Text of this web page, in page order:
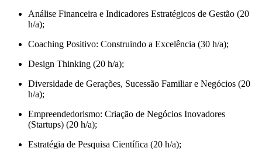
Análise Financeira e Indicadores Estratégicos de Gestão (20
h/a);
Coaching Positivo: Construindo a Excelência (30 h/a);
Design Thinking (20 h/a);
Diversidade de Gerações, Sucessão Familiar e Negócios (20
h/a);
Empreendedorismo: Criação de Negócios Inovadores
(Startups) (20 h/a);
Estratégia de Pesquisa Científica (20 h/a);